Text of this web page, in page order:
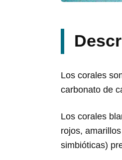
Los corales
carbonato de
Los corales
rojos,
simbióticas)